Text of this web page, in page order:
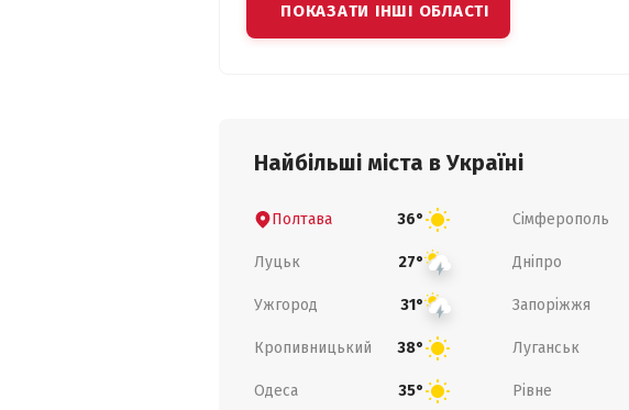
ПОКАЗАТИ ІНШІ ОБЛАСТІ
Найбільші міста в Україні
Полтава 36° Сімферополь
Луцьк 27° Дніпро
Ужгород 31° Запоріжжя
Кропивницький 38° Луганськ
Одеса 35° Рівне